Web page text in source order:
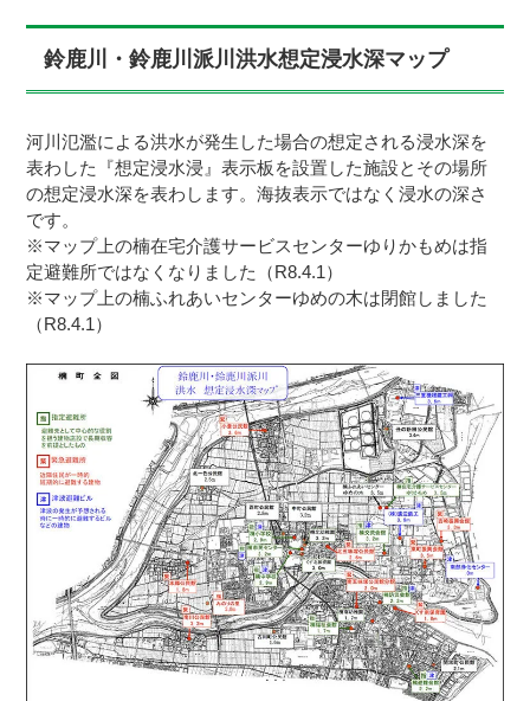
鈴鹿川・鈴鹿川派川洪水想定浸水深マップ
河川氾濫による洪水が発生した場合の想定される浸水深を
表わした『想定浸水浸』表示板を設置した施設とその場所
の想定浸水深を表わします。海抜表示ではなく浸水の深さ
です。
※マップ上の楠在宅介護サービスセンターゆりかもめは指
定避難所ではなくなりました（R8.4.1）
※マップ上の楠ふれあいセンターゆめの木は閉館しました
（R8.4.1）